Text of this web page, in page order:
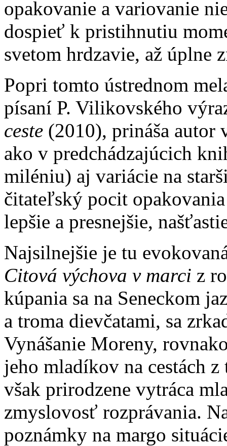
opakovanie a variovanie
dospieť k pristihnutiu
svetom hrdzavie, až úplne
Popri tomto ústrednom
písaní P. Vilikovského
ceste (2010), prináša autor
ako v predchádzajúcich
miléniu) aj variácie na
čitateľský pocit
lepšie a presnejšie,
Najsilnejšie je tu
Citová výchova v marci z
kúpania sa na Seneckom
a troma dievčatami, sa
Vynášanie Moreny,
jeho mladíkov na cestách
však prirodzene vytráca
zmyslovosť rozprávania.
poznámky na margo